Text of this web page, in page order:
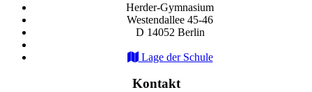
Herder-Gymnasium
Westendallee 45-46
D 14052 Berlin
Lage der Schule
Kontakt